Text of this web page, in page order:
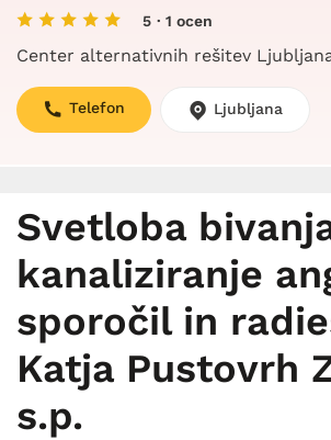
5 · 1 ocen
Center alternativnih rešitev
Telefon Ljubljana
Svetloba
kanaliziranje
sporočil in
Katja Pustovrh
s.p.